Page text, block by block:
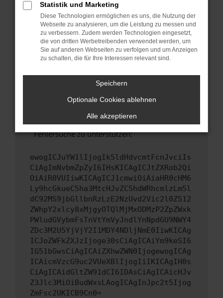
Betriebssystem auf dem neuesten Stand
sind.
Veraltete Software birgt nicht nur ein
Sicherheitsrisiko, sondern kann auch dazu
führen, dass bestimmte Funktionen nicht mehr
unterstützt werden.
Wende dich an den Webseitenbetreiber.
Wenn du alle oben genannten Schritte versucht
hast, kontaktiere uns bitte. Wir werden
versuchen, das Problem zu beheben. Du kannst
uns diesen Text schicken, um uns bei der
Fehlersuche zu unterstützen:
ewogICJuYW1lIjogIk5ldHdvcmtFcnJvciIs
CiAgImNvbmZpZyI6IHsKICAgICJtZXRob2Qi
OiAiR0VUIiwKICAgICJ1cmwiOiAiaHR0cHM6
Ly9hcGkueC5ha3MtcHJvZC5hdWRhcmlzLm5l
dC92MS9jbGllbnRzLzE2NzUvd2Vic2l0ZS12
ZWhpY2xlcy8xMjgyOTQlMjMxODMzP2ZpZWxk
PWludGVybmFsTnVtYmVyJndlYnNpdGU9NWY4
ZDc3M2U5YjVjY2I1MDY4NDljNmE0IiwKICAg
ICJoZWFkZXJzIjoge30sCiAgICAiYm9keSI6
IG51bGwsCiAgICAiZXhwZWN0IjogewogICAg
ICAicmVzcG9uc2VUeXBlIjogIiIKICAgIH0s
CiAgICAidGltZW91dCI6IDAsCiAgICAicHJv
Z3Jlc3MiOiBudWxsLAogICAgInJpc2t5Ijog
ZmFsc2UKICB9Cn0=
Statistik und Marketing
Diese Technologien ermöglichen es uns, die Nutzung der
Webseite zu analysieren, um die Leistung zu messen und
zu verbessern. Zudem werden Technologien eingesetzt,
die von dritten Werbetreibenden verwendet werden, um
Sie auf anderen Webseiten zu verfolgen und um Anzeigen
zu schalten, die für Ihre Interessen relevant sind.
Speichern
Optionale Cookies ablehnen
Alle akzeptieren